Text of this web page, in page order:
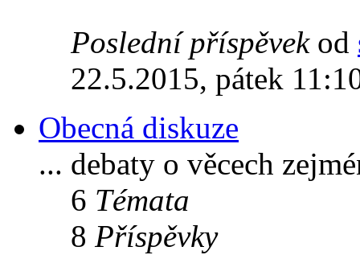
Poslední příspěvekod
22.5.2015, pátek
Obecná diskuze
... debaty o věcech
6 Témata
8 Příspěvky